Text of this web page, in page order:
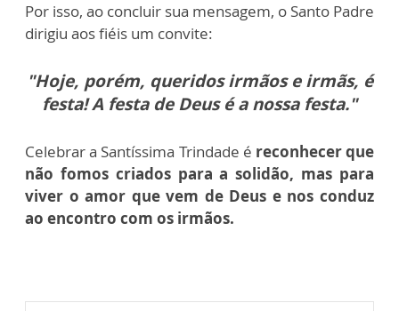
Por isso, ao concluir sua mensagem, o Santo Padre
dirigiu aos fiéis um convite:
"Hoje, porém, queridos irmãos e irmãs, é
festa! A festa de Deus é a nossa festa."
Celebrar a Santíssima Trindade é reconhecer que
não fomos criados para a solidão, mas para
viver o amor que vem de Deus e nos conduz
ao encontro com os irmãos.